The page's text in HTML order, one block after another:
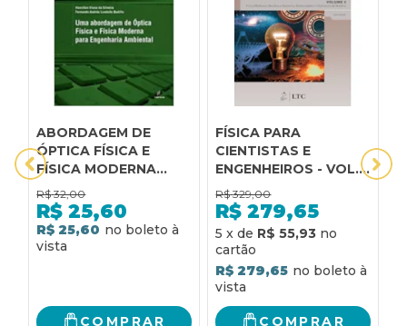
ABORDAGEM DE
ÓPTICA FÍSICA E
FÍSICA MODERNA
PARA ENGENHARIA
R$ 32,00
R$ 25,60
R$ 25,60
COMPRAR
FÍSICA PARA
CIENTISTAS E
ENGENHEIROS - VOL.
3 - FÍSICA MODERNA
R$ 329,00
R$ 279,65
5 x de R$ 55,93
R$ 279,65
COMPRAR